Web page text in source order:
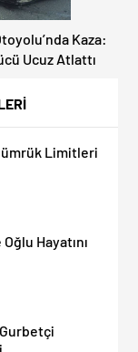
Limitleri
Hayatını
Kaza:
Ucuz Atlattı